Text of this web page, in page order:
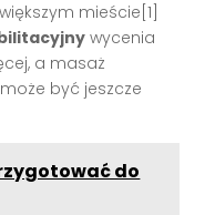
mieście[1]
wycenia
a masaż
być jeszcze
do